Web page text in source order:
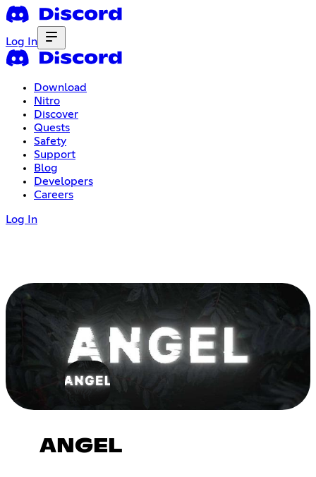
Log In
Download
Nitro
Discover
Quests
Safety
Support
Blog
Developers
Careers
Log In
ANGEL